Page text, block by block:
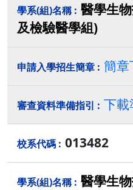
醫學生
及檢驗醫學組)
簡章
下載
013482
醫學生